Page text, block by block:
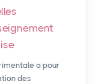
a pour
des